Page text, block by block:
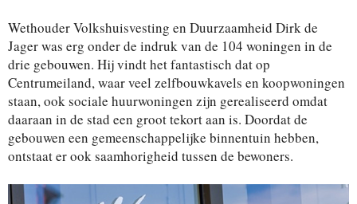
Wethouder Volkshuisvesting en Duurzaamheid Dirk de
Jager was erg onder de indruk van de 104 woningen in de
drie gebouwen. Hij vindt het fantastisch dat op
Centrumeiland, waar veel zelfbouwkavels en koopwoningen
staan, ook sociale huurwoningen zijn gerealiseerd omdat
daaraan in de stad een groot tekort aan is. Doordat de
gebouwen een gemeenschappelijke binnentuin hebben,
ontstaat er ook saamhorigheid tussen de bewoners.